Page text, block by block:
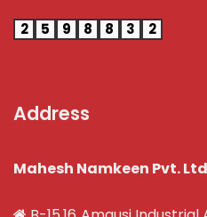
2 5 9 8 8 3 2
Address
Mahesh Namkeen Pvt.